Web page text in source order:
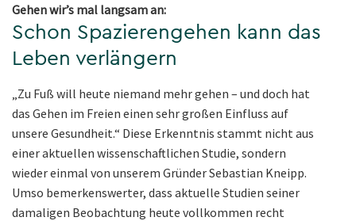
Gehen wir’s mal langsam an:
Schon Spazierengehen kann das
Leben verlängern
„Zu Fuß will heute niemand mehr gehen – und doch hat
das Gehen im Freien einen sehr großen Einfluss auf
unsere Gesundheit.“ Diese Erkenntnis stammt nicht aus
einer aktuellen wissenschaftlichen Studie, sondern
wieder einmal von unserem Gründer Sebastian Kneipp.
Umso bemerkenswerter, dass aktuelle Studien seiner
damaligen Beobachtung heute vollkommen recht